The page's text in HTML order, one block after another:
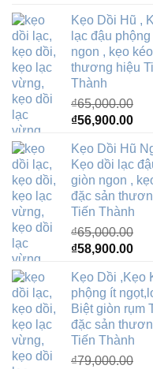
là:
₫59,000.00.
tại
là:
Kẹo Dồi Hũ ,
lạc đậu
ngon , kẹo
thương hiệu
Thành
₫65,000.00
Giá
là:
₫65,000.00.
₫56,900.00Giá
tại
là:
Kẹo Dồi Hũ
Kẹo dồi lạc
giòn ngon ,
đặc sản
Tiến Thành
₫65,000.00
Giá
là:
₫65,000.00.
₫58,900.00Giá
tại
là:
Kẹo Dồi ,Kẹo
phộng ít
Biệt giòn rụm
đặc sản
Tiến Thành
₫79,000.00